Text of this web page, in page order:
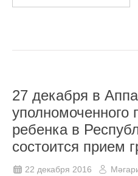
27 декабря в
уполномоченного
ребенка в
состоится прием
22 декабря 2016